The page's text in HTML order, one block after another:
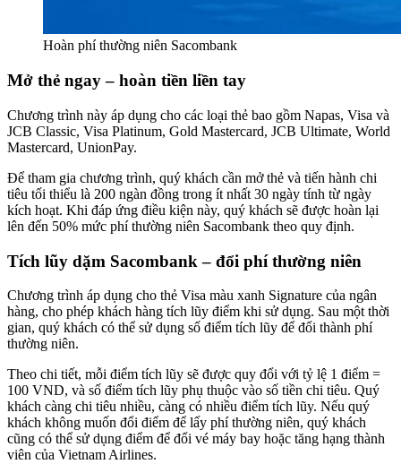
Hoàn phí thường niên Sacombank
Mở thẻ ngay – hoàn tiền liền tay
Chương trình này áp dụng cho các loại thẻ bao gồm Napas, Visa và
JCB Classic, Visa Platinum, Gold Mastercard, JCB Ultimate, World
Mastercard, UnionPay.
Để tham gia chương trình, quý khách cần mở thẻ và tiến hành chi
tiêu tối thiểu là 200 ngàn đồng trong ít nhất 30 ngày tính từ ngày
kích hoạt. Khi đáp ứng điều kiện này, quý khách sẽ được hoàn lại
lên đến 50% mức phí thường niên Sacombank theo quy định.
Tích lũy dặm Sacombank – đổi phí thường niên
Chương trình áp dụng cho thẻ Visa màu xanh Signature của ngân
hàng, cho phép khách hàng tích lũy điểm khi sử dụng. Sau một thời
gian, quý khách có thể sử dụng số điểm tích lũy để đổi thành phí
thường niên.
Theo chi tiết, mỗi điểm tích lũy sẽ được quy đổi với tỷ lệ 1 điểm =
100 VND, và số điểm tích lũy phụ thuộc vào số tiền chi tiêu. Quý
khách càng chi tiêu nhiều, càng có nhiều điểm tích lũy. Nếu quý
khách không muốn đổi điểm để lấy phí thường niên, quý khách
cũng có thể sử dụng điểm để đổi vé máy bay hoặc tăng hạng thành
viên của Vietnam Airlines.